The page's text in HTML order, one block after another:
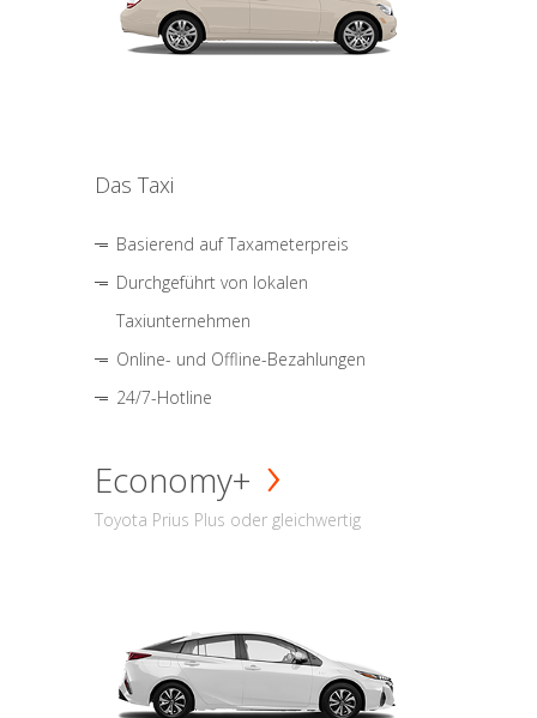
Das Taxi
Basierend auf Taxameterpreis
Durchgeführt von lokalen
Taxiunternehmen
Online- und Offline-Bezahlungen
24/7-Hotline
Economy+
Toyota Prius Plus oder gleichwertig